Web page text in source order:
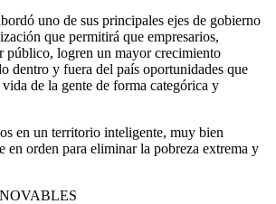
uno de sus principales ejes de gobierno
que permitirá que empresarios,
público, logren un mayor crecimiento
dentro y fuera del país oportunidades que
de la gente de forma categórica y
en un territorio inteligente, muy bien
en orden para eliminar la pobreza extrema y